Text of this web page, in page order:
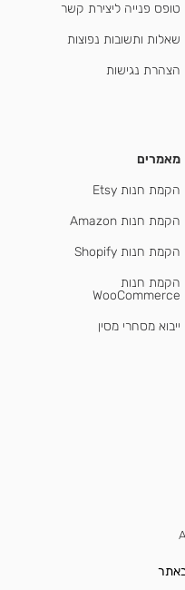
טופס פנייה ליצירת קשר
שאלות ותשובות נפוצות
הצהרת נגישות
מאמרים
הקמת חנות Etsy
הקמת חנות Amazon
הקמת חנות Shopify
הקמת חנות
WooCommerce
ייבוא מסחרי מסין